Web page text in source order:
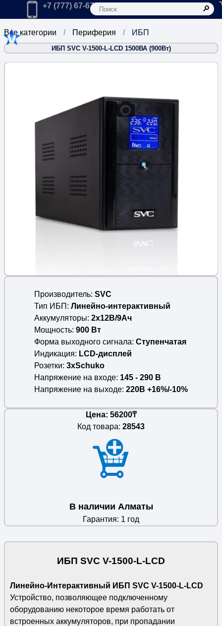
Главная
Позвонить в компанию по телефону:
+7 (777) 67-67-666
ИБП
Периферия
Все категории
ИБП SVC V-1500-L-LCD 1500ВА (900Вт)
3
Производитель SVC
Тип ИБП
Линейно-интерактивный
Аккумуляторы 2x12В/9Ач
Мощность 900 Вт
Форма выходного сигнала Ступенчатая
Индикация
LCD-дисплей
Розетки 3xSchuko
Напряжение на входе 145 - 290 В
Напряжение на выходе 220В +16%/-10%
Цена: 56200₸
Код товара: 28543
В наличии Алматы
Гарантия: 1 год
ИБП SVC V-1500-L-LCD
Линейно-Интерактивный ИБП SVC V-1500-L-LCD
Устройство, позволяющее подключенному
оборудованию некоторое время работать от
встроенных аккумуляторов, при пропадании